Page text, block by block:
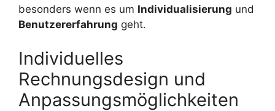
besonders wenn es um Individualisierung und
Benutzererfahrung geht.
Individuelles
Rechnungsdesign und
Anpassungsmöglichkeiten